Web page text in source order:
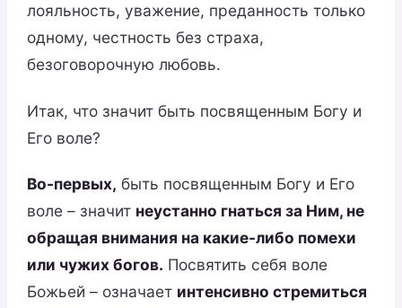
лояльность, уважение, преданность только
одному, честность без страха,
безоговорочную любовь.
Итак, что значит быть посвященным Богу и
Его воле?
Во-первых, быть посвященным Богу и Его
воле – значит неустанно гнаться за Ним, не
обращая внимания на какие-либо помехи
или чужих богов. Посвятить себя воле
Божьей – означает интенсивно стремиться